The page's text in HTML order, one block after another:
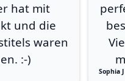
hat mit
und die
waren
:-)
Sophia J